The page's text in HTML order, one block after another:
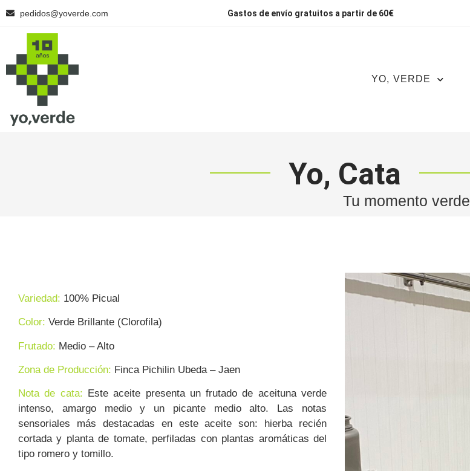
pedidos@yoverde.com Gastos de envío gratuitos a partir de 60€
YO, VERDE
Yo, Cata
Tu momento verde
Variedad: 100% Picual
Color: Verde Brillante (Clorofila)
Frutado: Medio – Alto
Zona de Producción: Finca Pichilin Ubeda – Jaen
Nota de cata: Este aceite presenta un frutado de aceituna verde
intenso, amargo medio y un picante medio alto. Las notas
sensoriales más destacadas en este aceite son: hierba recién
cortada y planta de tomate, perfiladas con plantas aromáticas del
tipo romero y tomillo.